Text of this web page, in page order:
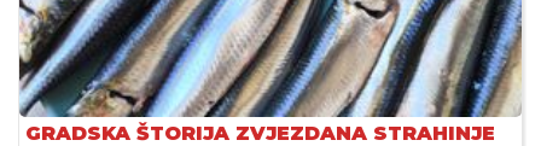
GRADSKA ŠTORIJA ZVJEZDANA STRAHINJE